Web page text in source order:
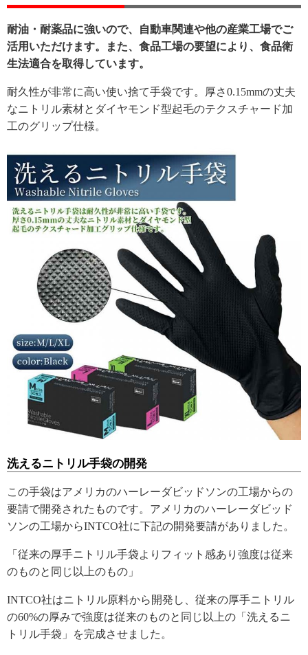
耐油・耐薬品に強いので、自動車関連や他の産業工場でご
活用いただけます。また、食品工場の要望により、食品衛
生法適合を取得しています。
耐久性が非常に高い使い捨て手袋です。厚さ0.15mmの丈夫
なニトリル素材とダイヤモンド型起毛のテクスチャード加
工のグリップ仕様。
洗えるニトリル手袋の開発
この手袋はアメリカのハーレーダビッドソンの工場からの
要請で開発されたものです。アメリカのハーレーダビッド
ソンの工場からINTCO社に下記の開発要請がありました。
「従来の厚手ニトリル手袋よりフィット感あり強度は従来
のものと同じ以上のもの」
INTCO社はニトリル原料から開発し、従来の厚手ニトリル
の60%の厚みで強度は従来のものと同じ以上の「洗えるニ
トリル手袋」を完成させました。